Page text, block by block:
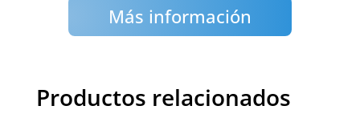
Más información
Productos relacionados